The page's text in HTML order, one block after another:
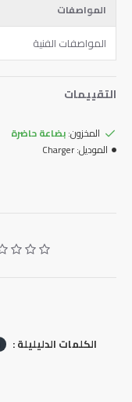
المواصفات
المواصفات الفنية
التقييمات
المخزون:بضاعة حاضرة
الموديل:Charger
الكلمات الدليليلة :